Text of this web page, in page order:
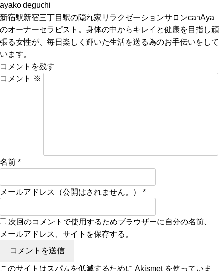
ayako deguchi
新宿駅新宿三丁目駅の隠れ家リラクゼーションサロンcahAya
のオーナーセラピスト。身体の中からキレイと健康を目指し頑
張る女性が、毎日楽しく輝いた生活を送る為のお手伝いをして
います。
コメントを残す
コメント ※
名前 *
メールアドレス（公開はされません。） *
次回のコメントで使用するためブラウザーに自分の名前、
メールアドレス、サイトを保存する。
このサイトはスパムを低減するために Akismet を使っていま